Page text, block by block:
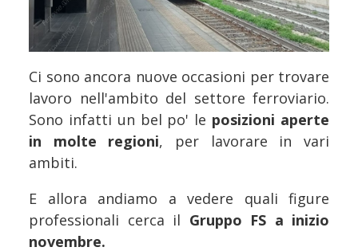
Ci sono ancora nuove occasioni per trovare
lavoro nell'ambito del settore ferroviario.
Sono infatti un bel po' le posizioni aperte
in molte regioni, per lavorare in vari
ambiti.
E allora andiamo a vedere quali figure
professionali cerca il Gruppo FS a inizio
novembre.